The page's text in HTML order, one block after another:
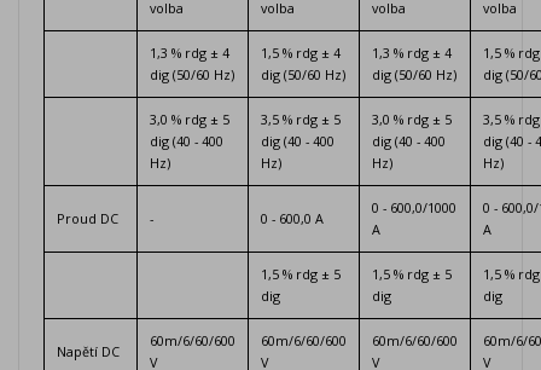
volba
volba
volba
volba
1,3 % rdg ± 4
dig (50/60 Hz)
1,5 % rdg ± 4
dig (50/60 Hz)
1,3 % rdg ± 4
dig (50/60 Hz)
1,5 %
dig (50/
3,0 % rdg ± 5
dig (40 - 400
Hz)
3,5 % rdg ± 5
dig (40 - 400
Hz)
3,0 % rdg ± 5
dig (40 - 400
Hz)
3,5 %
dig (40 -
Hz)
Proud DC - 0 - 600,0 A
0 - 600,0/1000
A
0 -
A
1,5 % rdg ± 5
dig
1,5 % rdg ± 5
dig
1,5 %
dig
Napětí DC
60m/6/60/600
V
60m/6/60/600
V
60m/6/60/600
V
60m/6/
V